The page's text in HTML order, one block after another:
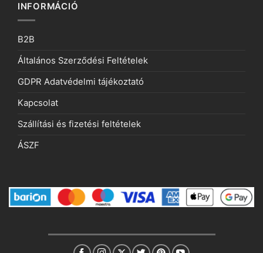
INFORMÁCIÓ
B2B
Általános Szerződési Feltételek
GDPR Adatvédelmi tájékoztató
Kapcsolat
Szállítási és fizetési feltételek
ÁSZF